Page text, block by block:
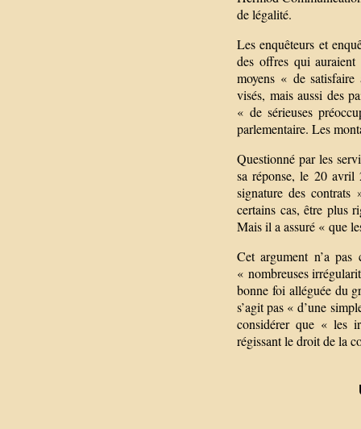
de légalité.
Les enquêteurs et
des offres qui
moyens « de
visés, mais aussi des
« de sérieuses
parlementaire. Les
Questionné par les
sa réponse, le 20 avril
signature des
certains cas, être plus
Mais il a assuré « que
Cet argument n’a
« nombreuses
bonne foi alléguée du
s’agit pas « d’une
considérer que « les
régissant le droit de la